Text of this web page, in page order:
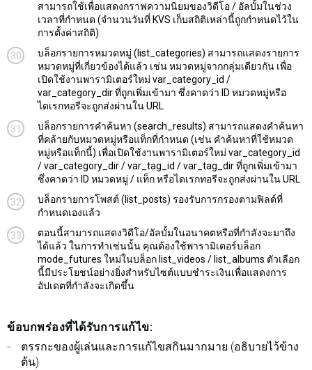
สามารถใช้เพื่อแสดงกราฟความนิยมของวิดีโอ / อัลบั้มในช่วง
เวลาที่กำหนด (จำนวนวันที่ KVS เก็บสถิติเหล่านี้ถูกกำหนดไว้ใน
การตั้งค่าสถิติ)
บล็อกรายการหมวดหมู่ (list_categories) สามารถแสดงรายการ
หมวดหมู่ที่เกี่ยวข้องได้แล้ว เช่น หมวดหมู่จากกลุ่มเดียวกัน เพื่อ
เปิดใช้งานพารามิเตอร์ใหม่ var_category_id /
var_category_dir ที่ถูกเพิ่มเข้ามา ซึ่งคาดว่า ID หมวดหมู่หรือ
ไดเรกทอรีจะถูกส่งผ่านใน URL
บล็อกรายการคำค้นหา (search_results) สามารถแสดงคำค้นหา
ที่คล้ายกับหมวดหมู่หรือแท็กที่กำหนด (เช่น คำค้นหาที่ใช้หมวด
หมู่หรือแท็กนี้) เพื่อเปิดใช้งานพารามิเตอร์ใหม่ var_category_id
/ var_category_dir / var_tag_id / var_tag_dir ที่ถูกเพิ่มเข้ามา
ซึ่งคาดว่า ID หมวดหมู่ / แท็ก หรือไดเรกทอรีจะถูกส่งผ่านใน URL
บล็อกรายการโพสต์ (list_posts) รองรับการกรองตามฟิลด์ที่
กำหนดเองแล้ว
ตอนนี้สามารถแสดงวิดีโอ/อัลบั้มในอนาคตหรือที่กำลังจะมาถึง
ได้แล้ว ในการทำเช่นนั้น คุณต้องใช้พารามิเตอร์บล็อก
mode_futures ใหม่ในบล็อก list_videos / list_albums ตัวเลือก
นี้มีประโยชน์อย่างยิ่งสำหรับไซต์แบบชำระเงินเพื่อแสดงการ
อัปเดตที่กำลังจะเกิดขึ้น
ข้อบกพร่องที่ได้รับการแก้ไข:
ตรรกะของผู้เล่นและการแก้ไขสกินมากมาย (อธิบายไว้ข้าง
ต้น)